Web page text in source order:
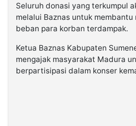
Seluruh donasi yang terkumpul
melalui Baznas untuk membantu
beban para korban terdampak.
Ketua Baznas Kabupaten
mengajak masyarakat Madura
berpartisipasi dalam konser